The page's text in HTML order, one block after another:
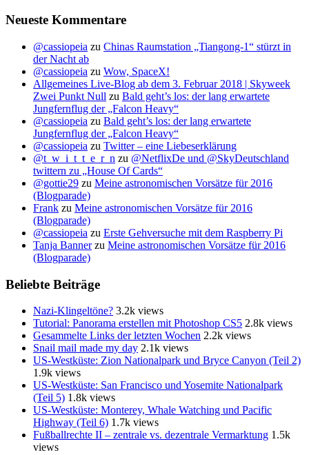
Neueste Kommentare
@cassiopeia zu Chinas Raumstation „Tiangong-1“ stürzt in
der Nacht ab
@cassiopeia zu Wow, SpaceX!
Allgemeines Live-Blog ab dem 3. Februar 2018 | Skyweek
Zwei Punkt Null zu Bald geht’s los: der lang erwartete
Jungfernflug der „Falcon Heavy“
@cassiopeia zu Bald geht’s los: der lang erwartete
Jungfernflug der „Falcon Heavy“
@cassiopeia zu Twitter – eine Liebeserklärung
@t_w_i_t_t_e_r_n zu @NetflixDe und @SkyDeutschland
twittern zu „House Of Cards“
@gottie29 zu Meine astronomischen Vorsätze für 2016
(Blogparade)
Frank zu Meine astronomischen Vorsätze für 2016
(Blogparade)
@cassiopeia zu Erste Gehversuche mit dem Raspberry Pi
Tanja Bannerzu Meine astronomischen Vorsätze für 2016
(Blogparade)
Beliebte Beiträge
Nazi-Klingeltöne? 3.2k views
Tutorial: Panorama erstellen mit Photoshop CS5 2.8k views
Gesammelte Links der letzten Wochen 2.2k views
Snail mail made my day 2.1k views
US-Westküste: Zion Nationalpark und Bryce Canyon (Teil 2)
1.9k views
US-Westküste: San Francisco und Yosemite Nationalpark
(Teil 5) 1.8k views
US-Westküste: Monterey, Whale Watching und Pacific
Highway (Teil 6) 1.7k views
Fußballrechte II – zentrale vs. dezentrale Vermarktung 1.5k
views